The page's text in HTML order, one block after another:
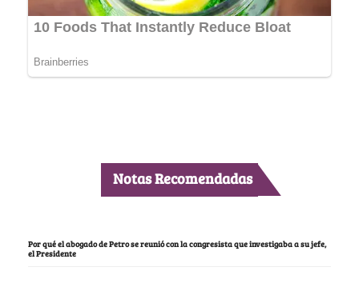
Notas Recomendadas
Por qué el abogado de Petro se reunió con la congresista que investigaba a su jefe,
el Presidente